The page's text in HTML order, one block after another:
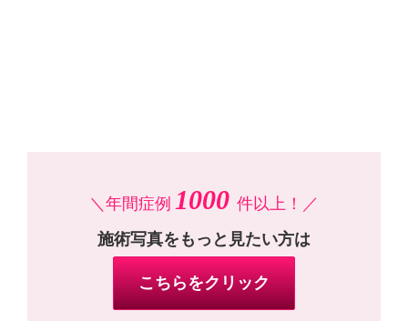
＼年間症例 1000 件以上！／
施術写真をもっと見たい方は
こちらをクリック